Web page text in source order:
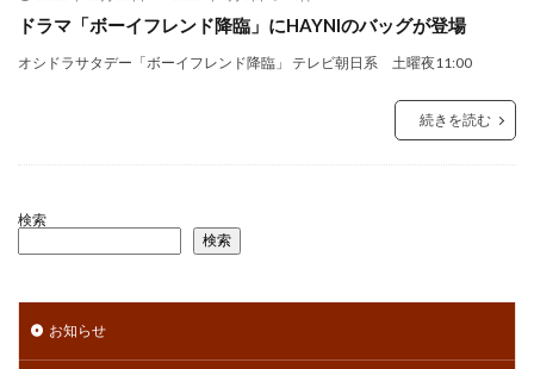
ドラマ「ボーイフレンド降臨」にHAYNIのバッグが登場
オシドラサタデー「ボーイフレンド降臨」 テレビ朝日系 土曜夜11:00
続きを読む
検索
検索
お知らせ